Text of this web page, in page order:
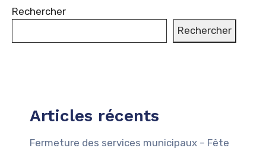
Rechercher
Rechercher
Articles récents
Fermeture des services municipaux – Fête